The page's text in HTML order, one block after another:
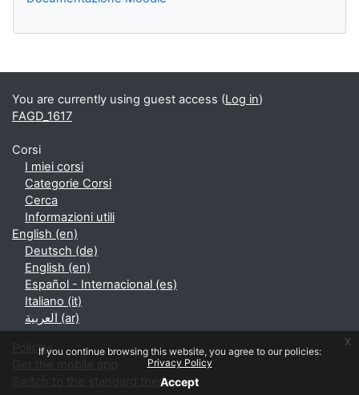
If you continue browsing this website, you agree to our policies:
Privacy Policy
Accept
x
Supplementary blocks
You are currently using guest access (Log in)
FAGD_1617
Corsi
I miei corsi
Categorie Corsi
Cerca
Informazioni utili
English ‎(en)‎
Deutsch ‎(de)‎
English ‎(en)‎
Español - Internacional ‎(es)‎
Italiano ‎(it)‎
العربية ‎(ar)‎
Policies
Switch to the standard theme